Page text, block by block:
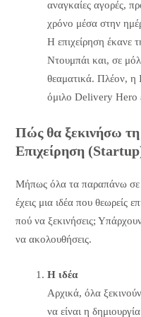
αναγκαίες αγορές,
χρόνο μέσα στην
Η επιχείρηση έκανε
Ντουμπάι και, σε
θεαματικά. Πλέον, η
όμιλο Delivery Hero
Πώς θα ξεκινήσω
Επιχείρηση
Μήπως όλα τα παραπάνω σε
έχεις μια ιδέα που θεωρείς
πού να ξεκινήσεις;
να ακολουθήσεις.
Η ιδέα
Αρχικά, όλα
να είναι η